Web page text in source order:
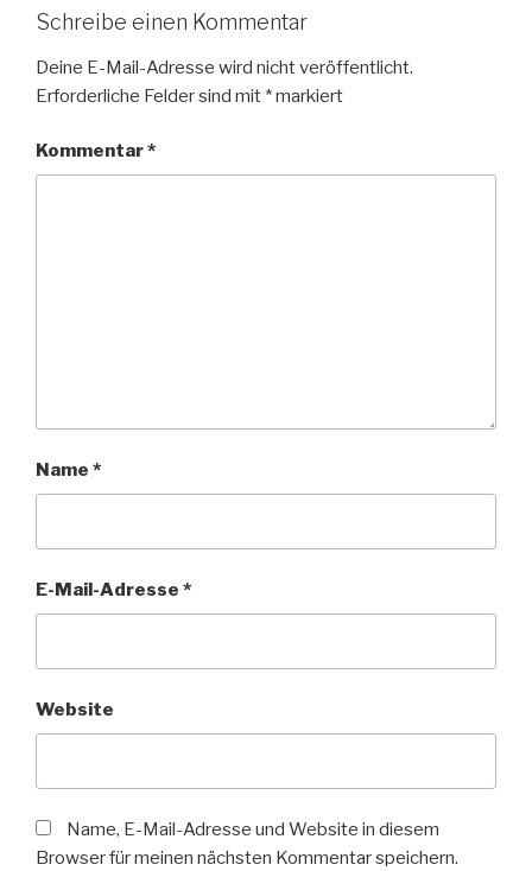
Schreibe einen Kommentar
Deine E-Mail-Adresse wird nicht veröffentlicht.
Erforderliche Felder sind mit *markiert
Kommentar*
Name *
E-Mail-Adresse *
Website
Name, E-Mail-Adresse und Website in diesem
Browser für meinen nächsten Kommentar speichern.